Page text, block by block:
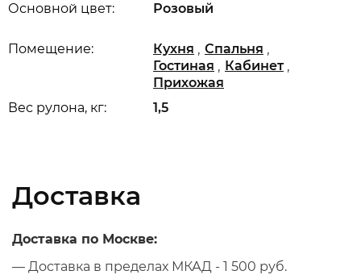
Вес рулона, кг: 1,5
Основной цвет: Розовый
Помещение: Кухня , Спальня ,
Гостиная , Кабинет ,
Прихожая
Доставка
Доставка по Москве:
— Доставка в пределах МКАД - 1 500 руб.